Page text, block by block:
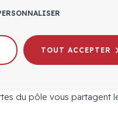
du pôle vous partagent
TOUT ACCEPTER